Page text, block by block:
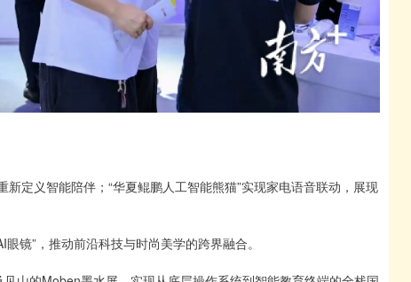
定义智能陪伴；“华夏鲲鹏人工智能熊猫”实现家电语音联动，展现
镜”，推动前沿科技与时尚美学的跨界融合。